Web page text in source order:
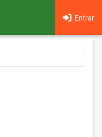
Entrar